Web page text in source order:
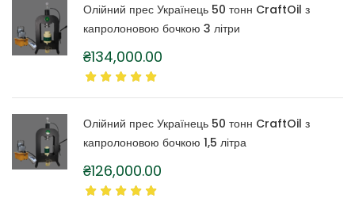
Олійний прес Українець 50 тонн CraftOil з
капролоновою бочкою 3 літри
₴134,000.00
Олійний прес Українець 50 тонн CraftOil з
капролоновою бочкою 1,5 літра
₴126,000.00